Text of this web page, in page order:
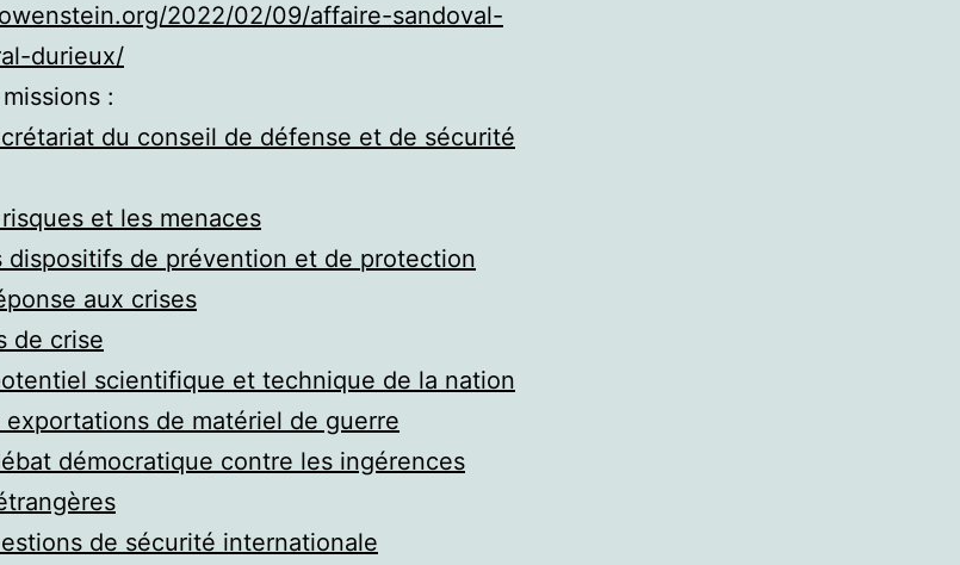
2022/02/09/affaire-sandoval-
durieux/
:
du conseil de défense et de sécurité
et les menaces
dispositifs de prévention et de protection
aux crises
de crise
scientifique et technique de la nation
de matériel de guerre
démocratique contre les ingérences
de sécurité internationale